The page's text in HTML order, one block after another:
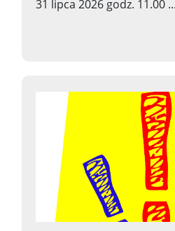
KRYBAR ŚWIATOWEGO ZWIĄZKU
ŻOŁNIERZY ARMII
31 lipca 2026 godz. 11.00 ...